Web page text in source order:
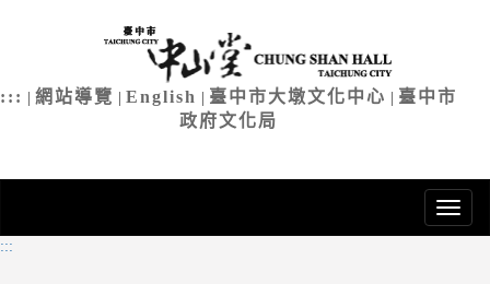
要
::: |網站導覽 |English 臺中市大墩文化中心
臺中市
政府文化局
:::